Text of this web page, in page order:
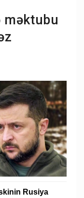
Rusiya